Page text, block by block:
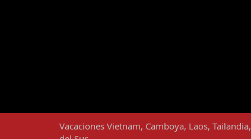
Vacaciones Vietnam, Camboya, Laos, Tailandia,